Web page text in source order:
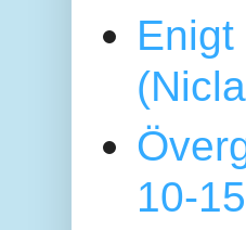
10-